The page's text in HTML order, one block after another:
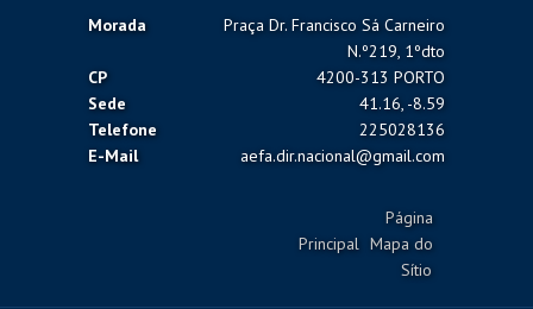
Morada
Praça Dr. Francisco Sá Carneiro
N.º219, 1ºdto
CP
4200-313 PORTO
Sede
41.16, -8.59
Telefone
225028136
E-Mail
aefa.dir.nacional@gmail.com
Página
Principal Mapa do
Sítio